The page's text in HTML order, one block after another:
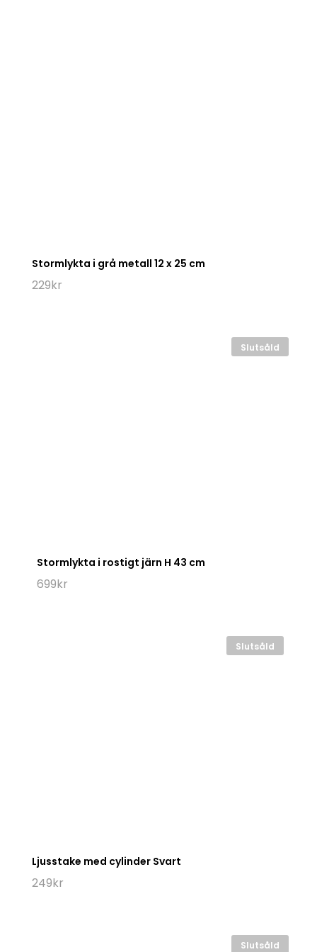
Stormlykta i grå metall 12 x 25 cm
229kr
Slutsåld
Stormlykta i rostigt järn H 43 cm
699kr
Slutsåld
Ljusstake med cylinder Svart
249kr
Slutsåld